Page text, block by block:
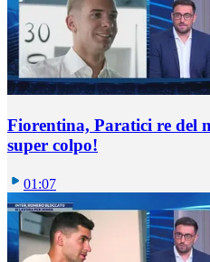
Fiorentina, Paratici re del
super colpo!
01:07